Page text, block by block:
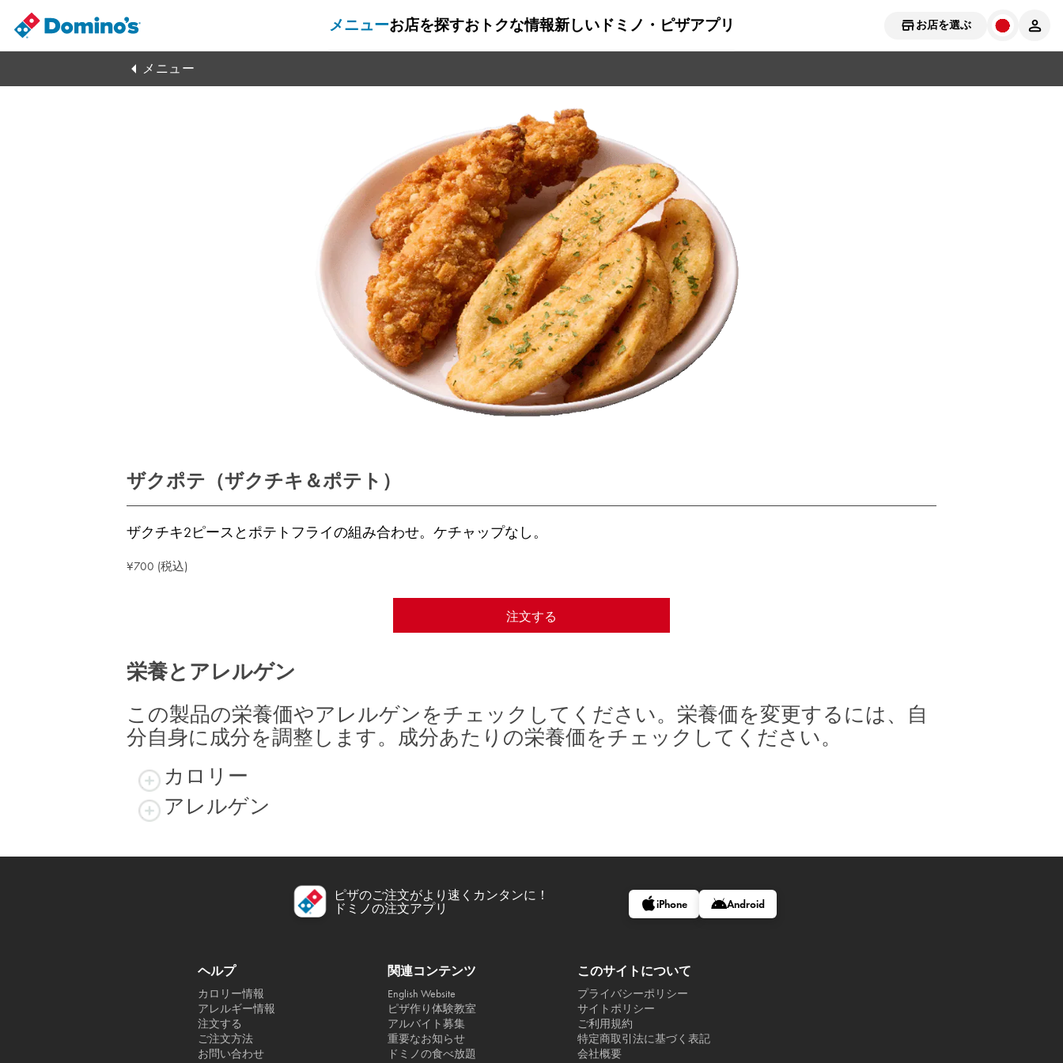
お店を選ぶ
メニューお店を探すおトクな情報新しいドミノ・ピザアプリ
メニュー
ザクポテ（ザクチキ＆ポテト）
ザクチキ2ピースとポテトフライの組み合わせ。ケチャップなし。
¥700 (税込)
注文する
栄養とアレルゲン
この製品の栄養価やアレルゲンをチェックしてください。栄養価を変更するには、自
分自身に成分を調整します。成分あたりの栄養価をチェックしてください。
カロリー
アレルゲン
ピザのご注文がより速くカンタンに！
ドミノの注文アプリ
iPhone Android
ヘルプ
カロリー情報
アレルギー情報
注文する
ご注文方法
お問い合わせ
関連コンテンツ
English Website
ピザ作り体験教室
アルバイト募集
重要なお知らせ
ドミノの食べ放題
このサイトについて
プライバシーポリシー
サイトポリシー
ご利用規約
特定商取引法に基づく表記
会社概要